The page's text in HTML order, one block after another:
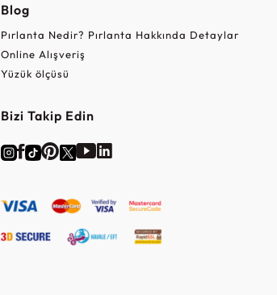
Blog
Pırlanta Nedir? Pırlanta Hakkında Detaylar
Online Alışveriş
Yüzük ölçüsü
Bizi Takip Edin